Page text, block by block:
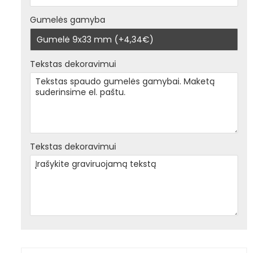
Gumelės gamyba
Gumelė 9x33 mm (+4,34€)
Tekstas dekoravimui
Tekstas dekoravimui